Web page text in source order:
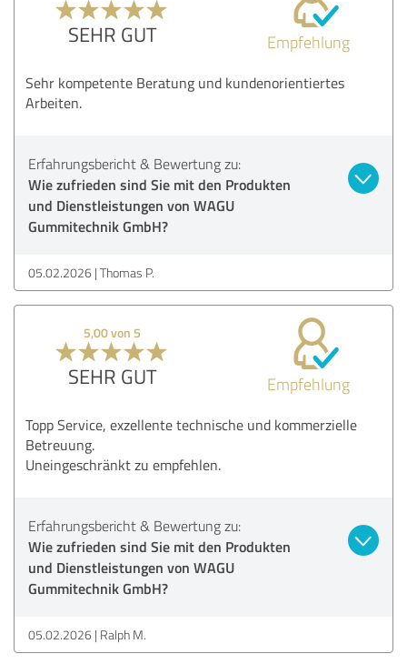
SEHR GUT Empfehlung
Sehr kompetente Beratung und kundenorientiertes
Arbeiten.
Erfahrungsbericht & Bewertung zu:
Wie zufrieden sind Sie mit den Produkten
und Dienstleistungen von WAGU
Gummitechnik GmbH?
05.02.2026 Thomas P.
5,00 von 5
SEHR GUT Empfehlung
Topp Service, exzellente technische und kommerzielle
Betreuung.
Uneingeschränkt zu empfehlen.
Erfahrungsbericht & Bewertung zu:
Wie zufrieden sind Sie mit den Produkten
und Dienstleistungen von WAGU
Gummitechnik GmbH?
05.02.2026 Ralph M.